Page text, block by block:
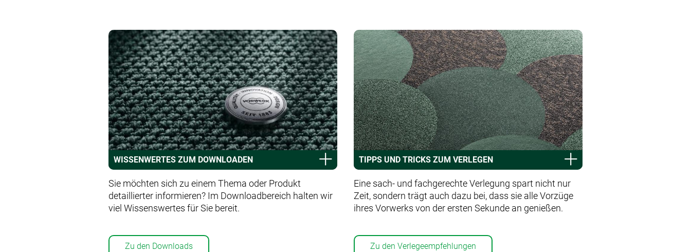
WISSENWERTES ZUM DOWNLOADEN
Sie möchten sich zu einem Thema oder Produkt
detaillierter informieren? Im Downloadbereich halten wir
viel Wissenswertes für Sie bereit.
Zu den Downloads
TIPPS UND TRICKS ZUM VERLEGEN
Eine sach- und fachgerechte Verlegung spart nicht nur
Zeit, sondern trägt auch dazu bei, dass sie alle Vorzüge
ihres Vorwerks von der ersten Sekunde an genießen.
Zu den Verlegeempfehlungen